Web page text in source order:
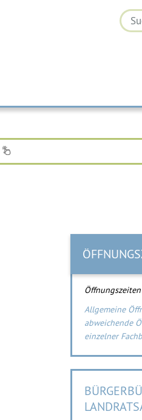
Allgemeine
abweichende
einzelner